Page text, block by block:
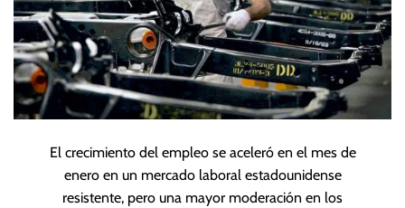
El crecimiento del empleo se aceleró en el mes de
enero en un mercado laboral estadounidense
resistente, pero una mayor moderación en los